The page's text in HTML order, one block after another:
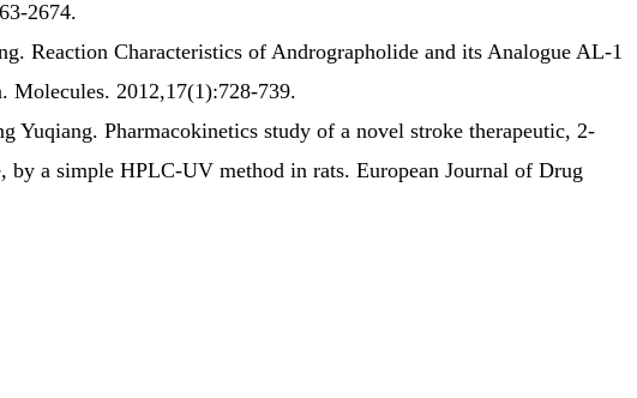
2674.
Reaction Characteristics of Andrographolide and its Analogue AL-1
2012,17(1):728-739.
Yuqiang. Pharmacokinetics study of a novel stroke therapeutic, 2-
a simple HPLC-UV method in rats. European Journal of Drug